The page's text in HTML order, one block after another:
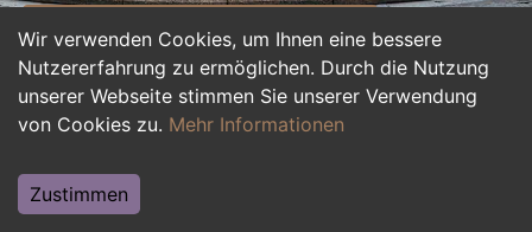
Wir verwenden Cookies, um Ihnen eine bessere
Nutzererfahrung zu ermöglichen. Durch die Nutzung
unserer Webseite stimmen Sie unserer Verwendung
von Cookies zu. Mehr Informationen
Zustimmen
Hilfskräfte, Aushilfs- und Nebenjobs
Einkauf, Logistik, Materialwirtschaft
Weiterbildung, Studium, duale Ausbildung
Tourismus